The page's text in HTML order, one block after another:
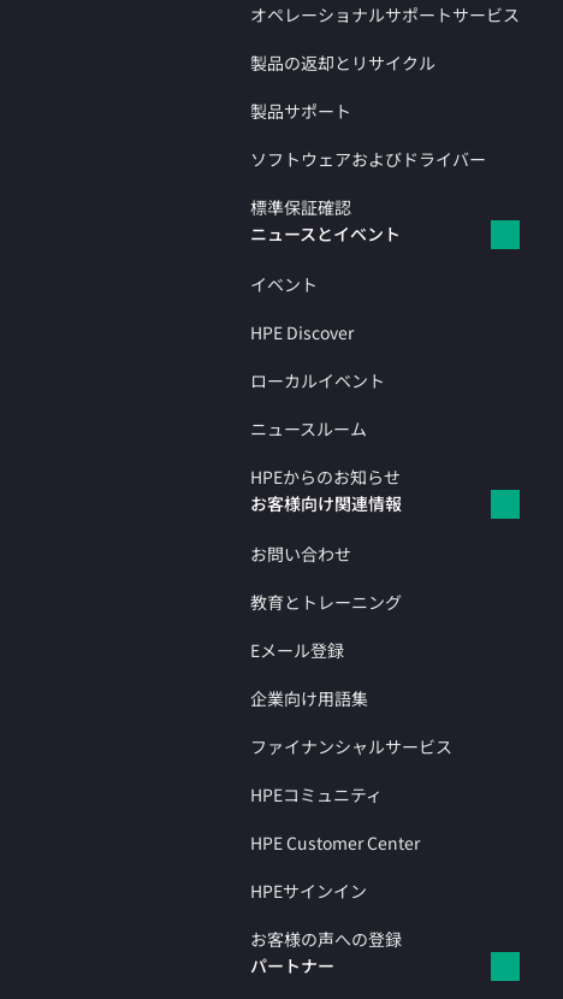
オペレーショナルサポートサービス
製品の返却とリサイクル
製品サポート
ソフトウェアおよびドライバー
標準保証確認
ニュースとイベント
イベント
HPE Discover
ローカルイベント
ニュースルーム
HPEからのお知らせ
お客様向け関連情報
お問い合わせ
教育とトレーニング
Eメール登録
企業向け用語集
ファイナンシャルサービス
HPEコミュニティ
HPE Customer Center
HPEサインイン
お客様の声への登録
パートナー